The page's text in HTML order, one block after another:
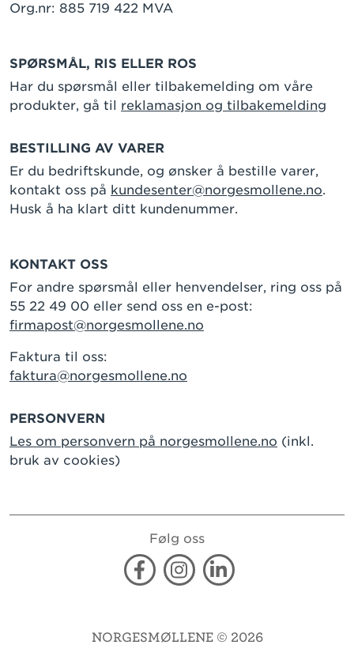
Org.nr: 885 719 422 MVA
SPØRSMÅL, RIS ELLER ROS
Har du spørsmål eller tilbakemelding om våre
produkter, gå til reklamasjon og tilbakemelding
BESTILLING AV VARER
Er du bedriftskunde, og ønsker å bestille varer,
kontakt oss på kundesenter@norgesmollene.no.
Husk å ha klart ditt kundenummer.
KONTAKT OSS
For andre spørsmål eller henvendelser, ring oss på
55 22 49 00 eller send oss en e-post:
firmapost@norgesmollene.no
Faktura til oss:
faktura@norgesmollene.no
PERSONVERN
Les om personvern på norgesmollene.no (inkl.
bruk av cookies)
Følg oss
FacebookInstagramLinkedin
NORGESMØLLENE © 2026